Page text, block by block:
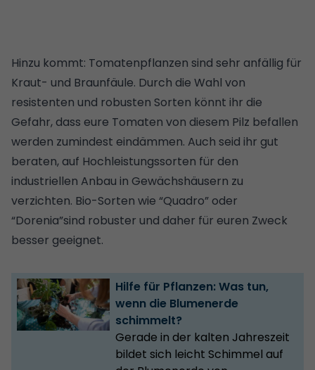
Hinzu kommt: Tomatenpflanzen sind sehr anfällig für
Kraut- und Braunfäule. Durch die Wahl von
resistenten und robusten Sorten könnt ihr die
Gefahr, dass eure Tomaten von diesem Pilz befallen
werden zumindest eindämmen. Auch seid ihr gut
beraten, auf Hochleistungssorten für den
industriellen Anbau in Gewächshäusern zu
verzichten. Bio-Sorten wie “Quadro” oder
“Dorenia”sind robuster und daher für euren Zweck
besser geeignet.
Hilfe für Pflanzen: Was tun,
wenn die Blumenerde
schimmelt?
Gerade in der kalten Jahreszeit
bildet sich leicht Schimmel auf